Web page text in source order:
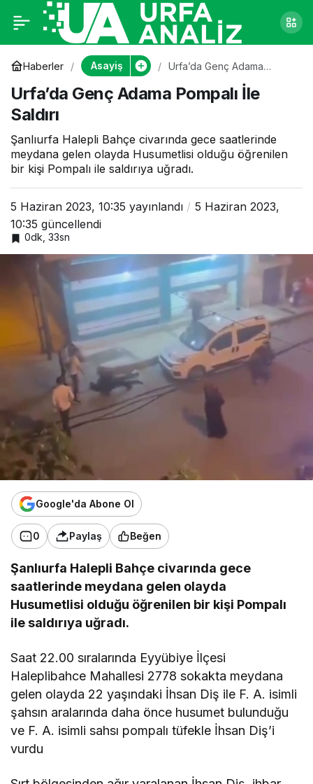
Haberler Asayiş
Urfa’da Genç Adama
Urfa’da Genç Adama Pompalı İle
Saldırı
Şanlıurfa Halepli Bahçe civarında gece saatlerinde
meydana gelen olayda Husumetlisi olduğu öğrenilen
bir kişi Pompalı ile saldırıya uğradı.
5 Haziran 2023, 10:35 yayınlandı
5 Haziran 2023,
10:35 güncellendi
0dk, 33sn
Google'da Abone Ol
0 Paylaş Beğen
Şanlıurfa Halepli Bahçe civarında gece
saatlerinde meydana gelen olayda
Husumetlisi olduğu öğrenilen bir kişi Pompalı
ile saldırıya uğradı.
Saat 22.00 sıralarında Eyyübiye İlçesi
Haleplibahce Mahallesi 2778 sokakta meydana
gelen olayda 22 yaşındaki İhsan Diş ile F. A. isimli
şahsın aralarında daha önce husumet bulunduğu
ve F. A. isimli sahsı pompalı tüfekle İhsan Diş’i
vurdu
Urfa’da Genç Adama
Pompalı İle Saldırı
0